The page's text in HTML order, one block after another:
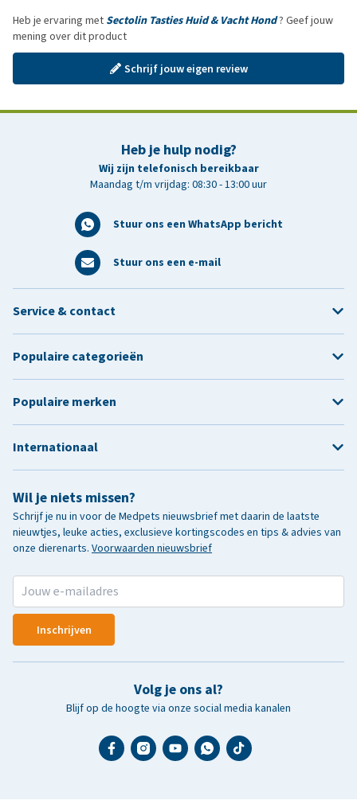
Heb je ervaring met Sectolin Tasties Huid & Vacht Hond? Geef jouw
mening over dit product
Schrijf jouw eigen review
Heb je hulp nodig?
Wij zijn telefonisch bereikbaar
Maandag t/m vrijdag: 08:30 - 13:00 uur
Stuur ons een WhatsApp bericht
Stuur ons een e-mail
Wil je niets missen?
Schrijf je nu in voor de Medpets nieuwsbrief met daarin de laatste
nieuwtjes, leuke acties, exclusieve kortingscodes en tips & advies van
onze dierenarts. Voorwaarden nieuwsbrief
Inschrijven
Volg je ons al?
Blijf op de hoogte via onze social media kanalen
Service & contact
Populaire categorieën
Populaire merken
Internationaal